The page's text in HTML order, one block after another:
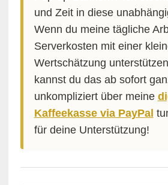
und Zeit in diese
Wenn du meine tägliche
Serverkosten mit einer
Wertschätzung
kannst du das ab sofort
unkompliziert über meine
Kaffeekasse via PayPal
für deine Unterstützung!